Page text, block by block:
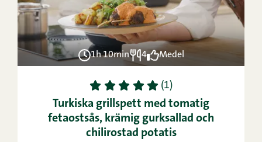
1h 10min 4 Medel
1 2 3 4 5 (1)
Turkiska grillspett med tomatig
fetaostsås, krämig gurksallad och
chilirostad potatis